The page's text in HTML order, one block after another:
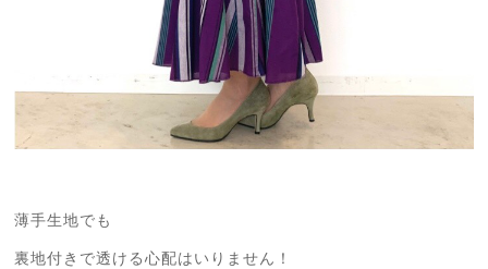
薄手生地でも
裏地付きで透ける心配はいりません！